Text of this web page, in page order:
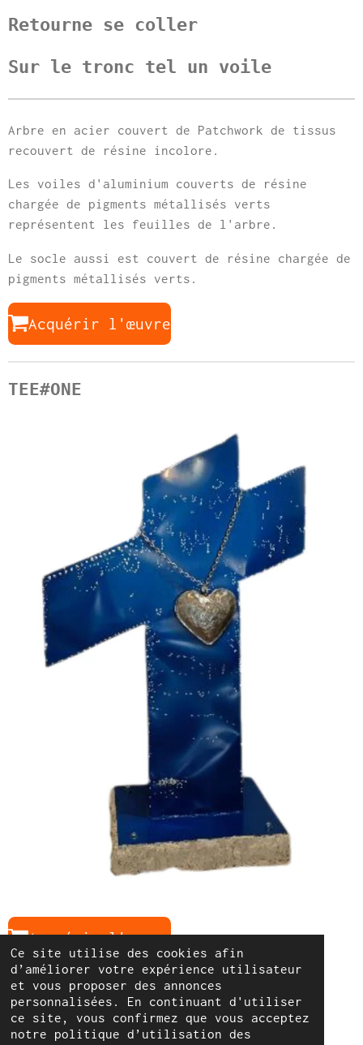
Ce site utilise des cookies afin
d’améliorer votre expérience utilisateur
et vous proposer des annonces
personnalisées. En continuant d'utiliser
ce site, vous confirmez que vous acceptez
notre politique d’utilisation des
Retourne se coller
Sur le tronc tel un voile
Arbre en acier couvert de Patchwork de tissus
recouvert de résine incolore.
Les voiles d'aluminium couverts de résine
chargée de pigments métallisés verts
représentent les feuilles de l'arbre.
Le socle aussi est couvert de résine chargée de
pigments métallisés verts.
Acquérir l'œuvre
TEE#ONE
Acquérir l'œuvre
© 2022 - 2026 Cyril Bartolo Sculpteur
Propulsé par Webador